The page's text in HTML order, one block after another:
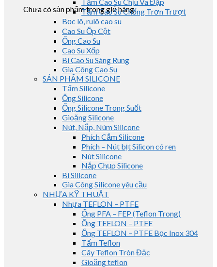
Chưa có sản phẩm trong giỏ hàng.
Tấm Cao Su Chống Trơn Trượt
Bọc lô, rulô cao su
Cao Su Ốp Cột
Ống Cao Su
Cao Su Xốp
Bi Cao Su Sàng Rung
Gia Công Cao Su
SẢN PHẨM SILICONE
Tấm Silicone
Ống Silicone
Ống Silicone Trong Suốt
Gioăng Silicone
Nút, Nắp, Núm Silicone
Phích Cắm Silicone
Phích – Nút bịt Silicon có ren
Nút Silicone
Nắp Chụp Silicone
Bi Silicone
Gia Công Silicone yêu cầu
NHỰA KỸ THUẬT
Nhựa TEFLON – PTFE
Ống PFA – FEP (Teflon Trong)
Ống TEFLON – PTFE
Ống TEFLON – PTFE Bọc Inox 304
Tấm Teflon
Cây Teflon Tròn Đặc
Gioăng teflon